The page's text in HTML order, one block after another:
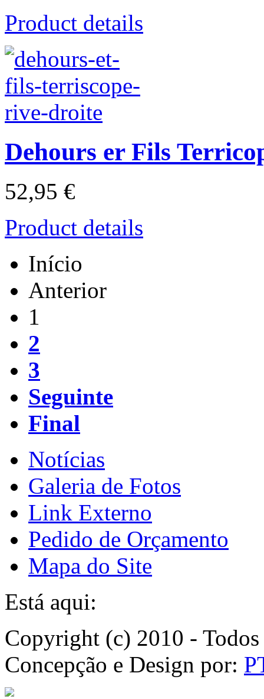
Product details
Dehours er Fils
52,95 €
Product details
Início
Anterior
1
2
3
Seguinte
Final
Notícias
Galeria de Fotos
Link Externo
Pedido de Orçamento
Mapa do Site
Está aqui:
Copyright (c) 2010 -
Concepção e Design por: